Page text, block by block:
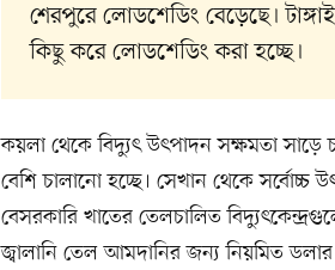
শেরপুরে লোডশেডিং বেড়েছে।
কিছু করে লোডশেডিং করা হচ্ছে।
কয়লা থেকে বিদ্যুৎ উৎপাদন সক্ষমতা সাড়ে
বেশি চালানো হচ্ছে। সেখান থেকে সর্বোচ্চ
বেসরকারি খাতের তেলচালিত
জ্বালানি তেল আমদানির জন্য নিয়মিত ডলার